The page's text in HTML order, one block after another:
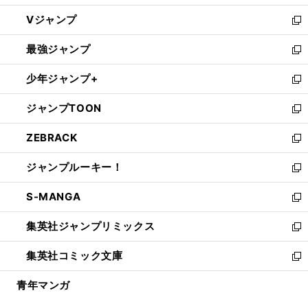
ウ
ィ
ン
ド
ウ
で
開
く
し
い
ウ
ィ
ン
ド
ウ
で
開
く
Vジャンプ
新
し
い
ウ
ィ
ン
ド
ウ
で
開
く
最強ジャンプ
新
し
い
ウ
ィ
ン
ド
ウ
で
開
く
少年ジャンプ+
新
し
い
ウ
ィ
ン
ド
ウ
で
開
く
ジャンプTOON
新
し
い
ウ
ィ
ン
ド
ウ
で
開
く
ZEBRACK
新
し
い
ウ
ィ
ン
ド
ウ
で
開
ジャンプルーキー！
新
し
い
ウ
ィ
ン
ド
ウ
S-MANGA
新
し
い
ウ
ィ
ン
集英社ジャンプリミックス
新
し
い
ウ
集英社コミック文庫
新
し
青年マンガ